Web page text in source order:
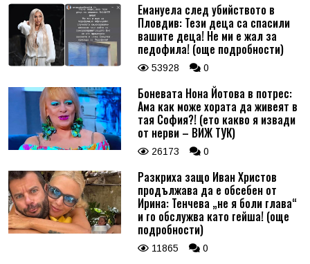
Емануела след убийството в
Пловдив: Тези деца са спасили
вашите деца! Не ми е жал за
педофила! (още подробности)
53928 0
Боневата Нона Йотова в потрес:
Ама как може хората да живеят в
тая София?! (ето какво я извади
от нерви – ВИЖ ТУК)
26173 0
Разкриха защо Иван Христов
продължава да е обсебен от
Ирина: Тенчева „не я боли глава“
и го обслужва като гейша! (още
подробности)
11865 0